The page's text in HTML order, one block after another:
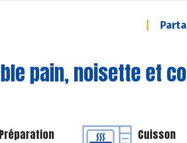
pain, noisette et
Préparation Cuisson